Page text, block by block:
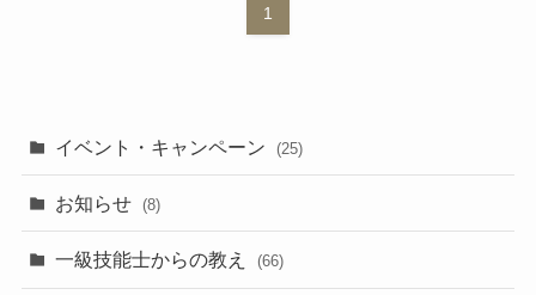
1
イベント・キャンペーン (25)
お知らせ (8)
一級技能士からの教え (66)